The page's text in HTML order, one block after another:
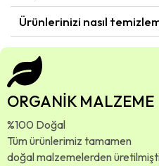
Ürünlerinizi nasıl
ORGANİK MALZEME
%100 Doğal
Tüm ürünlerimiz tamamen
doğal malzemelerden